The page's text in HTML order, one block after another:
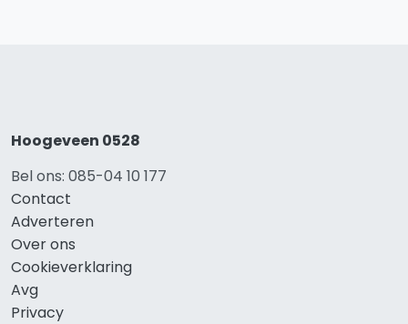
Hoogeveen 0528
Bel ons: 085-04 10 177
Contact
Adverteren
Over ons
Cookieverklaring
Avg
Privacy